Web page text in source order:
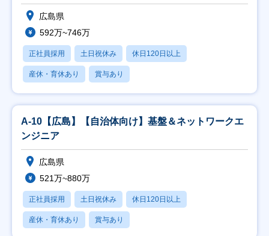
広島県
592万~746万
正社員採用 土日祝休み 休日120日以上
産休・育休あり 賞与あり
A-10【広島】【自治体向け】基盤＆ネットワークエ
ンジニア
広島県
521万~880万
正社員採用 土日祝休み 休日120日以上
産休・育休あり 賞与あり